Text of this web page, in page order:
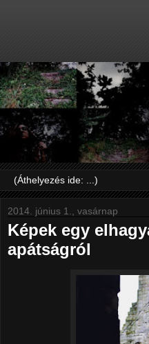
2014. június 1., vasárnap
Képek egy
apátságról